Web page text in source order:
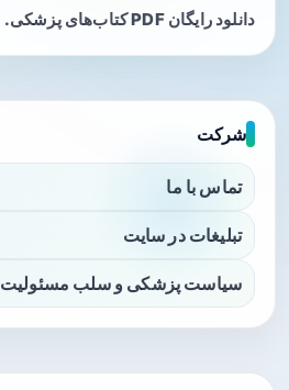
دانلود رایگان PDF کتاب‌های پزشکی.
شرکت
تماس با ما
تبلیغات در سایت
سیاست پزشکی و سلب مسئولیت